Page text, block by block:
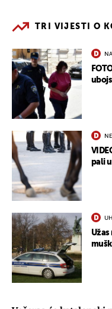
TRI VIJESTI O
pali